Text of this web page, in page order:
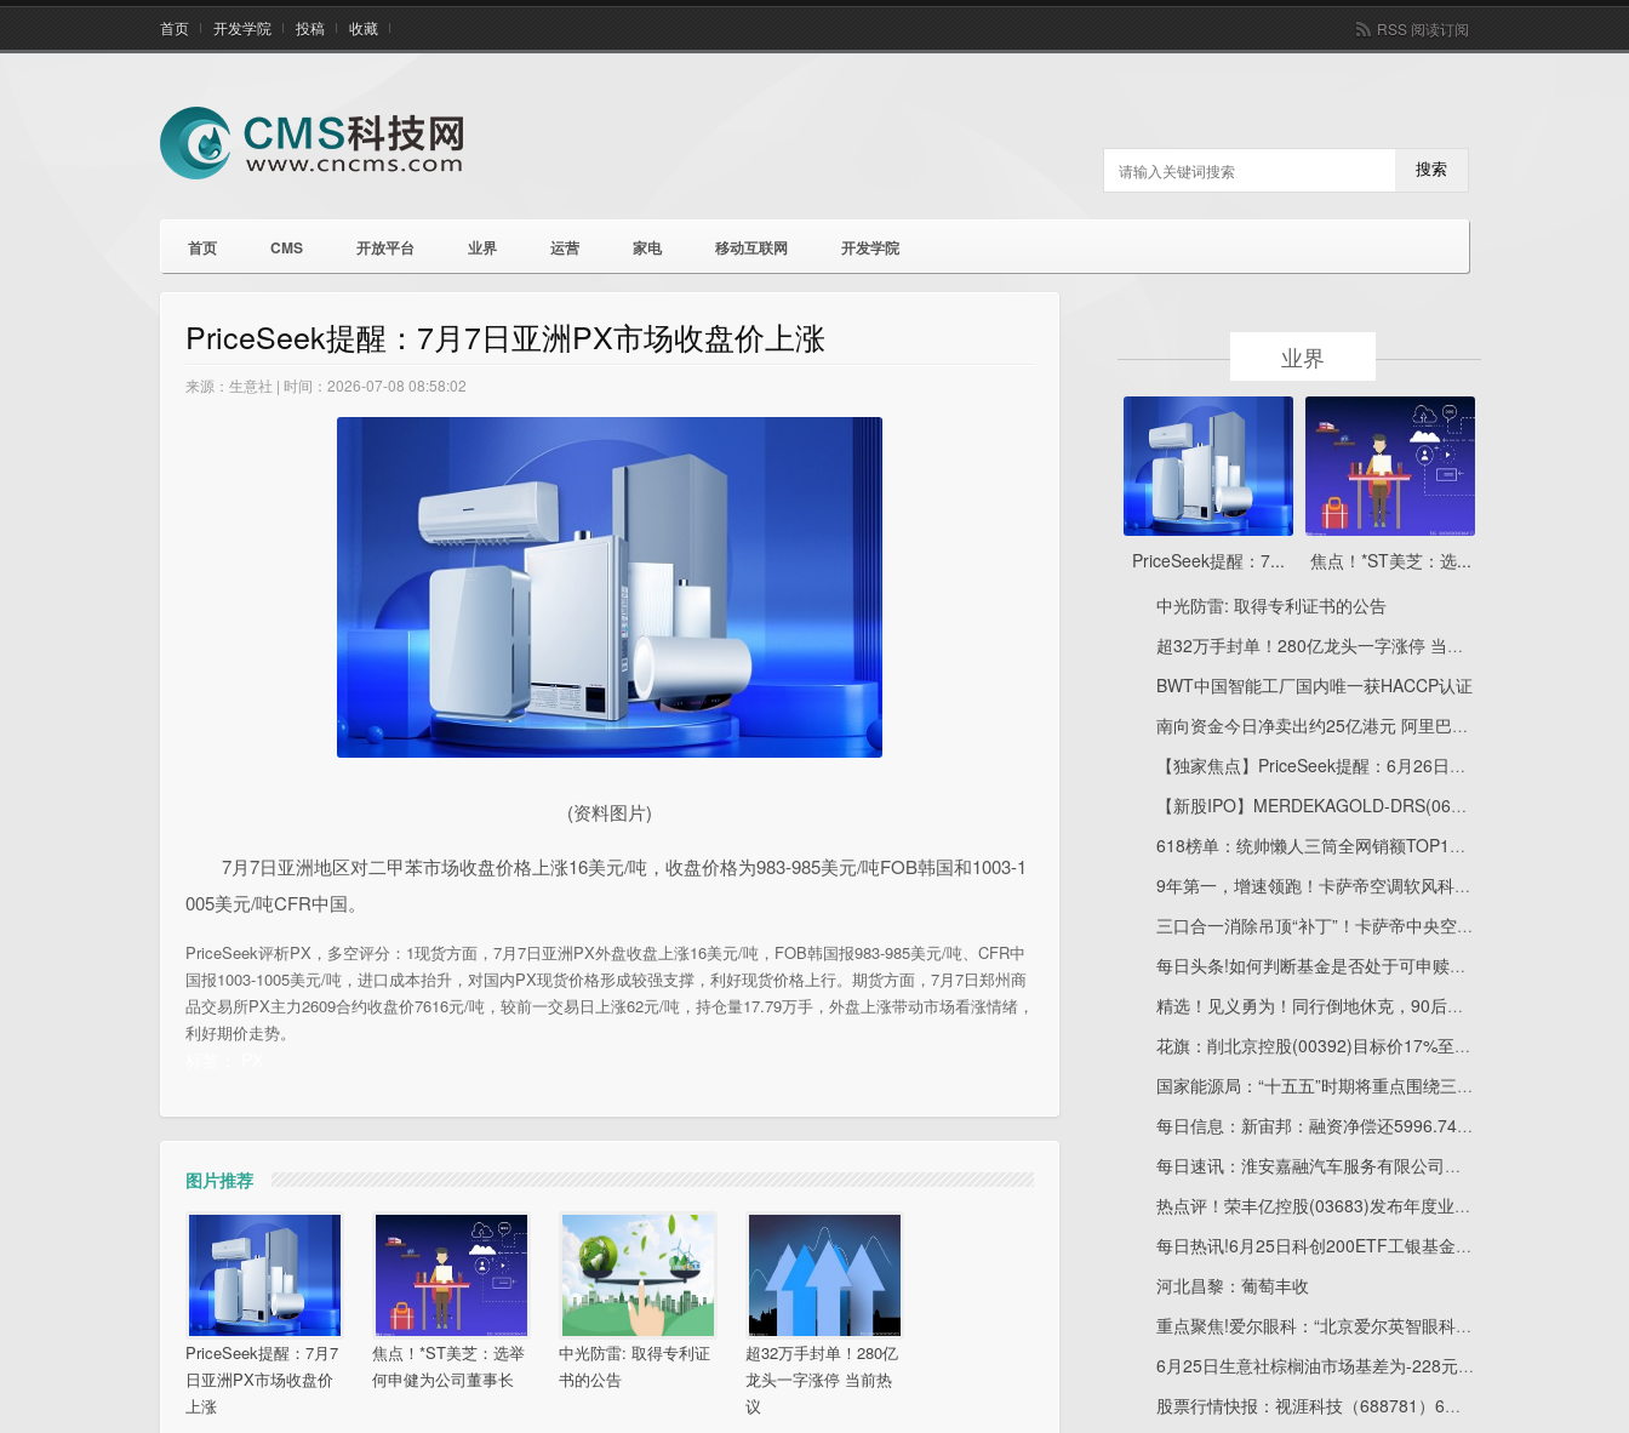
首页 开发学院 投稿 收藏 RSS 阅读订阅
搜索
首页 CMS 开放平台 业界 运营 家电 移动互联网 开发学院
PriceSeek提醒：7月7日亚洲PX市场收盘价上涨
来源：生意社 | 时间：2026-07-08 08:58:02
(资料图片)
7月7日亚洲地区对二甲苯市场收盘价格上涨16美元/吨，收盘价格为983-985美元/吨FOB韩国和1003-1
005美元/吨CFR中国。
PriceSeek评析PX，多空评分：1现货方面，7月7日亚洲PX外盘收盘上涨16美元/吨，FOB韩国报983-985美元/吨、CFR中
国报1003-1005美元/吨，进口成本抬升，对国内PX现货价格形成较强支撑，利好现货价格上行。期货方面，7月7日郑州商
品交易所PX主力2609合约收盘价7616元/吨，较前一交易日上涨62元/吨，持仓量17.79万手，外盘上涨带动市场看涨情绪，
利好期价走势。
图片推荐
PriceSeek提醒：7月7
日亚洲PX市场收盘价
上涨
焦点！*ST美芝：选举
何申健为公司董事长
中光防雷: 取得专利证
书的公告
超32万手封单！280亿
龙头一字涨停 当前热
议
业界
PriceSeek提醒：7...
焦点！*ST美芝：选...
中光防雷: 取得专利证书的公告
超32万手封单！280亿龙头一字涨停 当前热议
BWT中国智能工厂国内唯一获HACCP认证
南向资金今日净卖出约25亿港元 阿里巴巴遭卖出居前
【独家焦点】PriceSeek提醒：6月26日国内磷酸铁锂市场行情分析
【新股IPO】MERDEKAGOLD-DRS(06228)首挂收报24.86港元 较招股价低6.54%
618榜单：统帅懒人三筒全网销额TOP1，揽多筒洗衣机榜前三
9年第一，增速领跑！卡萨帝空调软风科技远离“空调病”
三口合一消除吊顶“补丁”！卡萨帝中央空调行业首创全隐内机
每日头条!如何判断基金是否处于可申赎状态？
精选！见义勇为！同行倒地休克，90后外卖骑手紧急连线做心肺复苏，垫付了5000医药费
花旗：削北京控股(00392)目标价17%至29港元 维持“中性”评级 焦点滚动
国家能源局：“十五五”时期将重点围绕三个方向 进一步加快布局建设新型能源基础设施_今日报
每日信息：新宙邦：融资净偿还5996.74万元，融资余额15.21亿元
每日速讯：淮安嘉融汽车服务有限公司成立 注册资本50万人民币
热点评！荣丰亿控股(03683)发布年度业绩 股东应占亏损604.7万美元 同比收窄41.72%
每日热讯!6月25日科创200ETF工银基金份额减少300万份，重仓股长光华芯、腾景科技、炬光科技
河北昌黎：葡萄丰收
重点聚焦!爱尔眼科：“北京爱尔英智眼科医院迁址扩建项目”延期一年
6月25日生意社棕榈油市场基差为-228元/吨_速看
股票行情快报：视涯科技（688781）6月25日主力资金净卖出2256.08万元